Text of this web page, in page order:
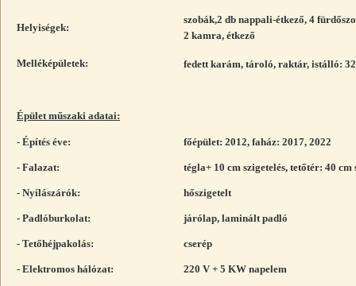
Helyiségek:
szobák,2 db nappali-étkező, 4
2 kamra, étkező
Melléképületek: fedett karám, tároló, raktár, istálló:
Épület műszaki adatai:
- Építés éve: főépület: 2012, faház: 2017, 2022
- Falazat: tégla+ 10 cm szigetelés, tetőtér: 40 cm
- Nyílászárók: hőszigetelt
- Padlóburkolat: járólap, laminált
- Tetőhéjpakolás: cserép
- Elektromos hálózat: 220 V + 5 KW napelem